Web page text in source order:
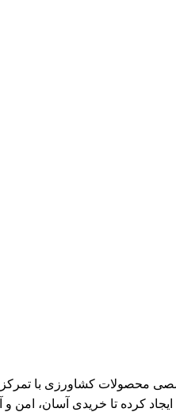
محصولات کشاورزی با تمرکز
کرده تا خریدی آسان، امن و